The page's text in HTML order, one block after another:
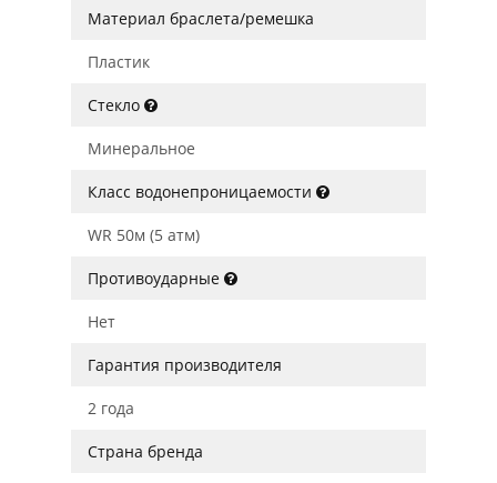
Материал браслета/ремешка
Пластик
Стекло
Минеральное
Класс водонепроницаемости
WR 50м (5 атм)
Противоударные
Нет
Гарантия производителя
2 года
Страна бренда